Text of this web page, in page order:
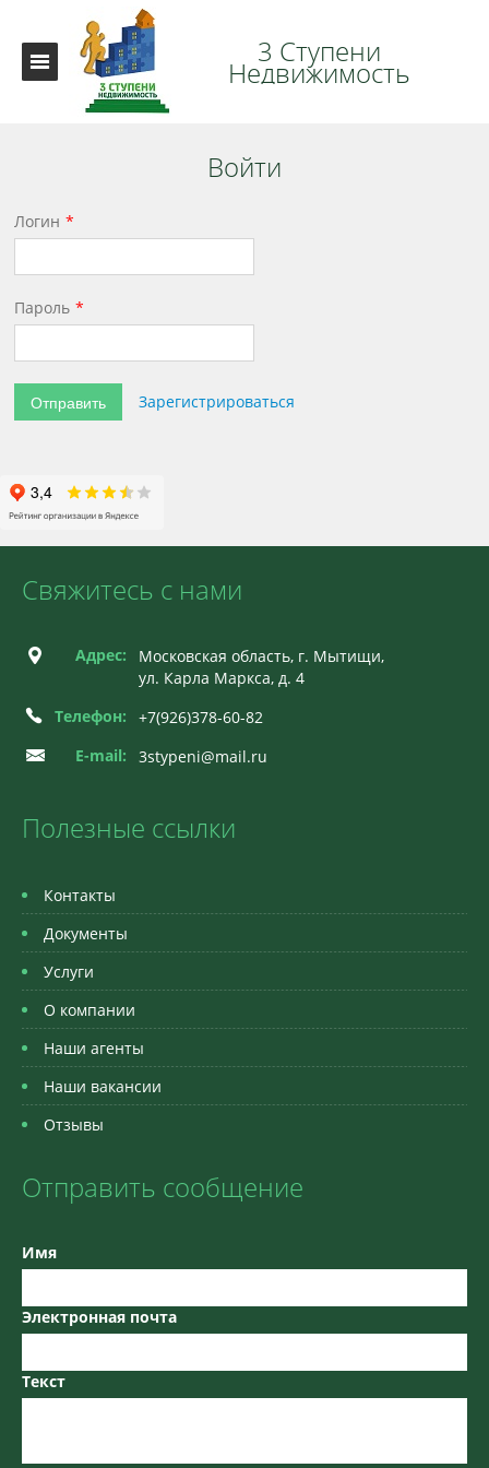
3 Ступени
Недвижимость
Войти
Логин
Пароль
Отправить Зарегистрироваться
Свяжитесь с нами
Адрес:
Московская область, г. Мытищи,
ул. Карла Маркса, д. 4
Телефон:
+7(926)378-60-82
E-mail:
3stypeni@mail.ru
Полезные ссылки
Контакты
Документы
Услуги
О компании
Наши агенты
Наши вакансии
Отзывы
Отправить сообщение
Имя
Электронная почта
Текст